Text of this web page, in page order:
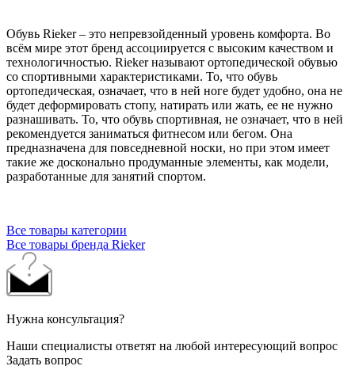
Обувь Rieker – это непревзойденный уровень комфорта. Во
всём мире этот бренд ассоциируется с высоким качеством и
технологичностью. Rieker называют ортопедической обувью
со спортивными характеристиками. То, что обувь
ортопедическая, означает, что в ней ноге будет удобно, она не
будет деформировать стопу, натирать или жать, ее не нужно
разнашивать. То, что обувь спортивная, не означает, что в ней
рекомендуется заниматься фитнесом или бегом. Она
предназначена для повседневной носки, но при этом имеет
такие же досконально продуманные элементы, как модели,
разработанные для занятий спортом.
Все товары категории
Все товары бренда Rieker
Нужна консультация?
Наши специалисты ответят на любой интересующий вопрос
Задать вопрос